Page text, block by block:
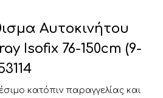
Αυτοκινήτου
Isofix 76-150cm (9-
κατόπιν παραγγελίας και